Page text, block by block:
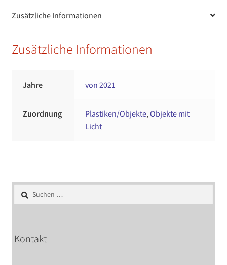
Zusätzliche Informationen
Zusätzliche Informationen
Jahre von 2021
Zuordnung Plastiken/Objekte,Objekte mit
Licht
Suchen
nach:
Kontakt